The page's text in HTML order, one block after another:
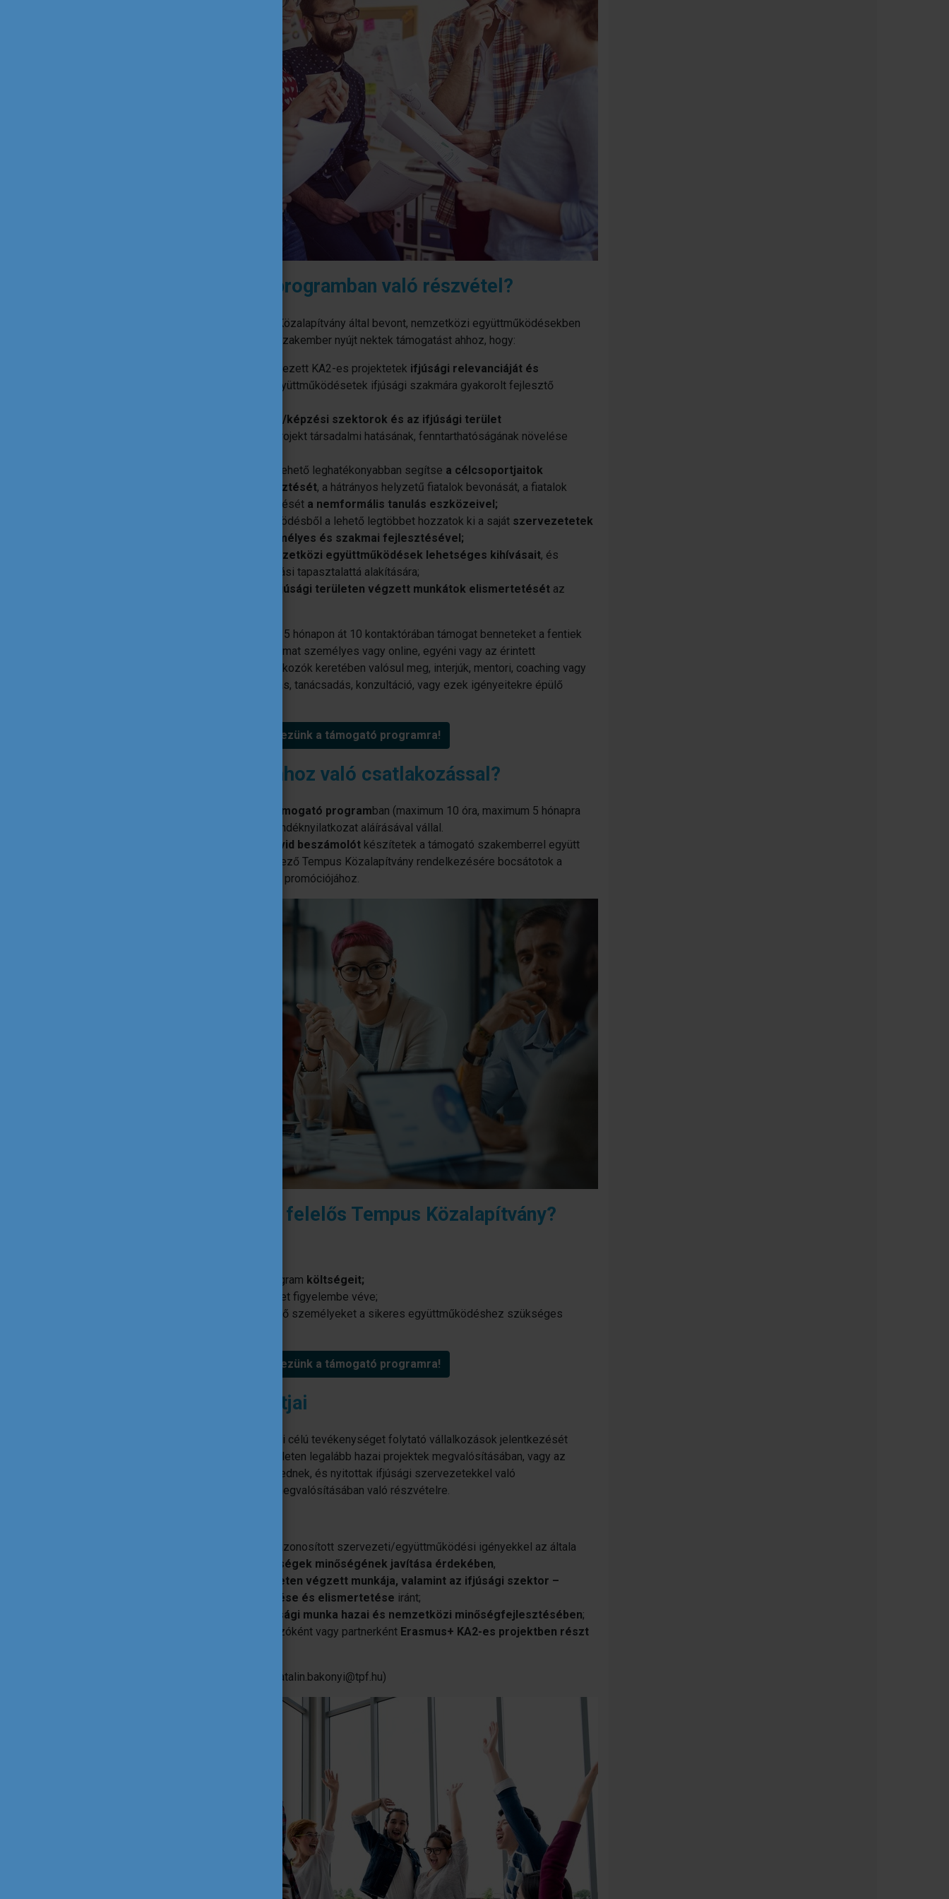
Mit jelent a támogató programban való részvétel?
A támogató programban egy, a Tempus Közalapítvány által bevont, nemzetközi együttműködésekben
nagy tapasztalattal rendelkező ifjúsági szakember nyújt nektek támogatást ahhoz, hogy:
az Erasmus+ ifjúsági területen tervezett KA2-es projektetek ifjúsági relevanciáját és
, és ezzel együtt az együttműködésetek ifjúsági szakmára gyakorolt fejlesztő
különböző oktatási/képzési szektorok és az ifjúsági terület
a projekt társadalmi hatásának, fenntarthatóságának növelése
a tervezett együttműködésetek a lehető leghatékonyabban segítse a célcsoportjaitok
kompetencia- és készségfejlesztését, a hátrányos helyzetű fiatalok bevonását, a fiatalok
demokratikus részvételének növelését a nemformális tanulás eszközeivel;
a tervezett nemzetközi együttműködésből a lehető legtöbbet hozzatok ki a saját szervezetetek
és a benne tevékenykedők személyes és szakmai fejlesztésével;
nemzetközi együttműködések lehetséges kihívásait, és
felkészüljetek azok hasznos tanulási tapasztalattá alakítására;
az ifjúsági területen végzett munkátok elismertetését az
A program során a szakember maximum 5 hónapon át 10 kontaktórában támogat benneteket a fentiek
igény szerinti megvalósításában. A folyamat személyes vagy online, egyéni vagy az érintett
munkatársakkal, partnerekkel közös találkozók keretében valósul meg, interjúk, mentori, coaching vagy
képzési tevékenység, műhelyfoglalkozás, tanácsadás, konzultáció, vagy ezek igényeitekre épülő
Jelentkezünk a támogató programra!
Mit vállaltok a programhoz való csatlakozással?
részt vesztek a teljes támogató programban (maximum 10 óra, maximum 5 hónapra
elosztva), amit a képviselőtök szándéknyilatkozat aláírásával vállal.
rövid beszámolót készítetek a támogató szakemberrel együtt
végzett munkáról, amelyet a szervező Tempus Közalapítvány rendelkezésére bocsátotok a
program értékeléséhez és további promóciójához.
Mit vállal a programért felelős Tempus Közalapítvány?
a szervezeti támogató program költségeit;
szakembert biztosít az igényeiteket figyelembe véve;
a folyamat során ellátja a részt vevő személyeket a sikeres együttműködéshez szükséges
Jelentkezünk a támogató programra!
A kiválasztás szempontjai
Olyan szervezetek/intézmények/ifjúsági célú tevékenységet folytató vállalkozások jelentkezését
várjuk, amelyek tapasztaltak ifjúsági területen legalább hazai projektek megvalósításában, vagy az
oktatási/képzési szektorban tevékenykednek, és nyitottak ifjúsági szervezetekkel való
együttműködésre, ifjúsági célú projekt megvalósításában való részvételre.
a jelentkezéskor rendelkezik már azonosított szervezeti/együttműködési igényekkel az általa
ifjúsági (célú) tevékenységek minőségének javítása érdekében,
ifjúsági területen végzett munkája, valamint az ifjúsági szektor –
lehetőségeihez mért – fejlesztése és elismertetése iránt;
ifjúsági munka hazai és nemzetközi minőségfejlesztésében;
tervei között szerepel, hogy pályázóként vagy partnerként Erasmus+ KA2-es projektben részt
Bakonyi Katalin (katalin.bakonyi@tpf.hu)